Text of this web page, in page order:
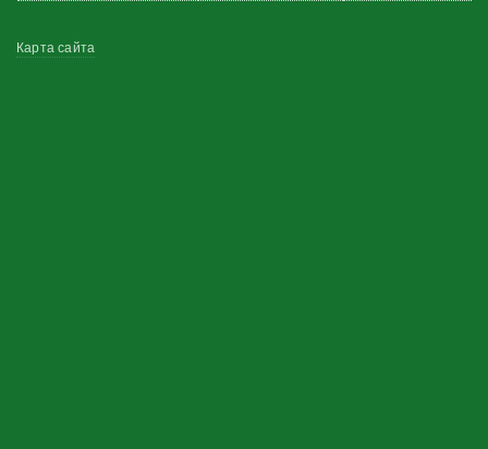
Меню
Карта сайта